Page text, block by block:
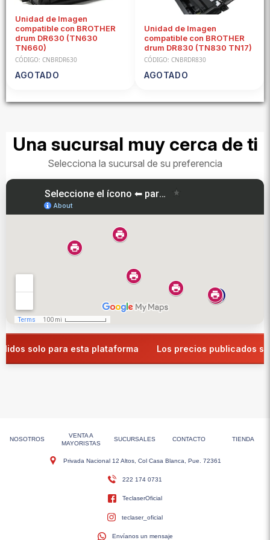
Unidad de Imagen
compatible con BROTHER
drum DR630 (TN630
TN660)
CÓDIGO: CNBRDR630
AGOTADO
Unidad de Imagen
compatible con BROTHER
drum DR830 (TN830 TN17)
CÓDIGO: CNBRDR830
AGOTADO
Una sucursal muy cerca de ti
Selecciona la sucursal de su preferencia
solo para esta plataforma Los precios publicados son
NOSOTROS
VENTA A
MAYORISTAS
SUCURSALES CONTACTO TIENDA
Privada Nacional 12 Altos, Col Casa Blanca, Pue. 72361
222 174 0731
TeclaserOficial
teclaser_oficial
Envíanos un mensaje